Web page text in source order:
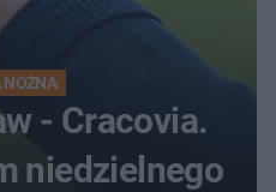
NOŻNA
- Cracovia.
niedzielnego